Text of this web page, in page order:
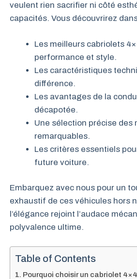
veulent rien sacrifier ni côté
capacités. Vous découvrirez
Les meilleurs cabriolets
performance et style.
Les caractéristiques
différence.
Les avantages de la
décapotée.
Une sélection précise des
remarquables.
Les critères essentiels
future voiture.
Embarquez avec nous pour un
exhaustif de ces véhicules hors
l’élégance rejoint l’audace
polyvalence ultime.
Table of Contents
Pourquoi choisir un cabriolet